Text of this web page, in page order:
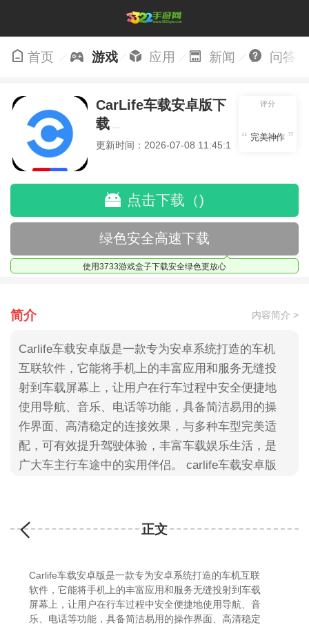
首页 游戏 应用 新闻 问答
CarLife车载安卓版下
载
更新时间：2026-07-08 11:45:13
评分
完美神作
点击下载（)
绿色安全高速下载
使用3733游戏盒子下载安全绿色更放心
简介 内容简介 >
Carlife车载安卓版是一款专为安卓系统打造的车机
互联软件，它能将手机上的丰富应用和服务无缝投
射到车载屏幕上，让用户在行车过程中安全便捷地
使用导航、音乐、电话等功能，具备简洁易用的操
作界面、高清稳定的连接效果，与多种车型完美适
配，可有效提升驾驶体验，丰富车载娱乐生活，是
广大车主行车途中的实用伴侣。 carlife车载安卓版
正文
Carlife车载安卓版是一款专为安卓系统打造的车机互联
软件，它能将手机上的丰富应用和服务无缝投射到车载
屏幕上，让用户在行车过程中安全便捷地使用导航、音
乐、电话等功能，具备简洁易用的操作界面、高清稳定